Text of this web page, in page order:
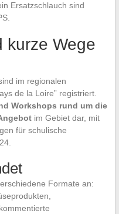
Ersatzschlauch sind
kurze Wege
im regionalen
de la Loire” registriert.
Workshops rund um die
im Gebiet dar, mit
für schulische
Formate an: